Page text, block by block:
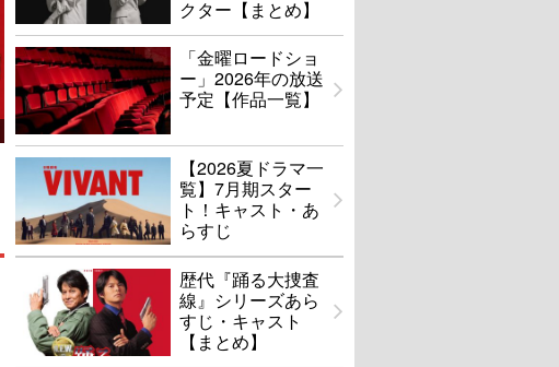
クター【まとめ】
「金曜ロードショ
ー」2026年の放送
予定【作品一覧】
【2026夏ドラマ一
覧】7月期スター
ト！キャスト・あ
らすじ
歴代『踊る大捜査
線』シリーズあら
すじ・キャスト
【まとめ】